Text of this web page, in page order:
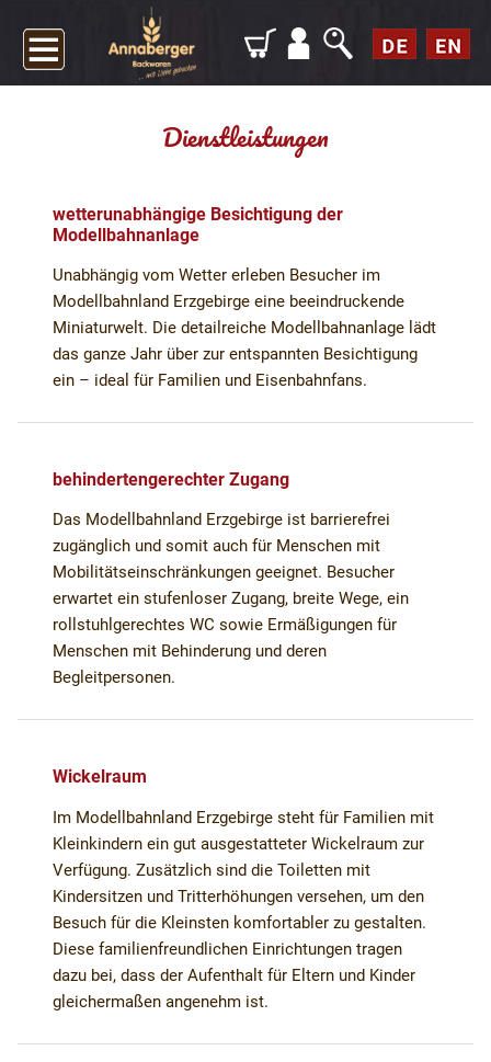
Dienstleistungen
wetterunabhängige Besichtigung der
Modellbahnanlage
Unabhängig vom Wetter erleben Besucher im
Modellbahnland Erzgebirge eine beeindruckende
Miniaturwelt. Die detailreiche Modellbahnanlage lädt
das ganze Jahr über zur entspannten Besichtigung
ein – ideal für Familien und Eisenbahnfans.
behindertengerechter Zugang
Das Modellbahnland Erzgebirge ist barrierefrei
zugänglich und somit auch für Menschen mit
Mobilitätseinschränkungen geeignet. Besucher
erwartet ein stufenloser Zugang, breite Wege, ein
rollstuhlgerechtes WC sowie Ermäßigungen für
Menschen mit Behinderung und deren
Begleitpersonen.
Wickelraum
Im Modellbahnland Erzgebirge steht für Familien mit
Kleinkindern ein gut ausgestatteter Wickelraum zur
Verfügung. Zusätzlich sind die Toiletten mit
Kindersitzen und Tritterhöhungen versehen, um den
Besuch für die Kleinsten komfortabler zu gestalten.
Diese familienfreundlichen Einrichtungen tragen
dazu bei, dass der Aufenthalt für Eltern und Kinder
gleichermaßen angenehm ist.